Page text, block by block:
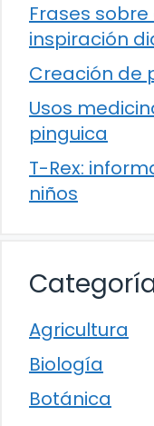
Frases
inspiración
Creación de
Usos
pinguica
T-Rex:
niños
Agricultura
Biología
Botánica